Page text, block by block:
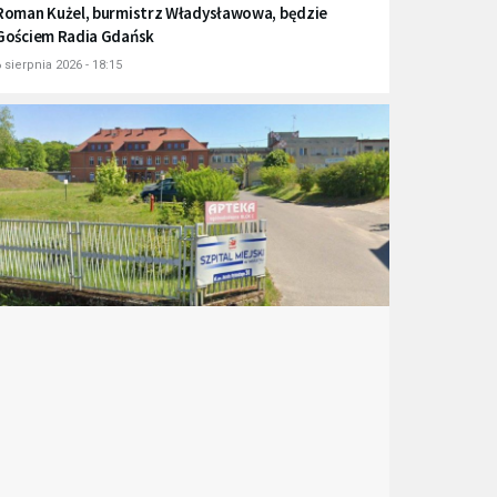
Kużel, burmistrz Władysławowa, będzie
Radia Gdańsk
sierpnia 2026 - 18:15